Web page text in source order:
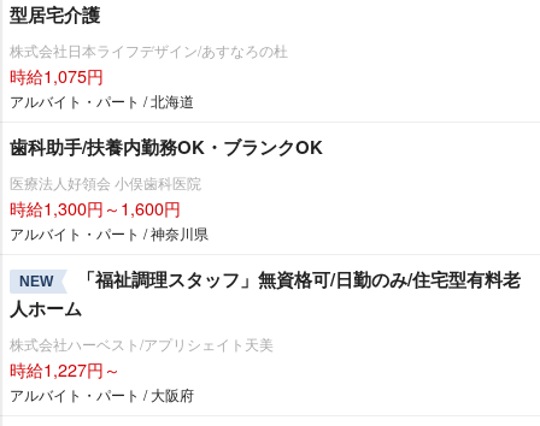
型居宅介護
株式会社日本ライフデザイン/あすなろの杜
時給1,075円
アルバイト・パート / 北海道
歯科助手/扶養内勤務OK・ブランクOK
医療法人好領会 小俣歯科医院
時給1,300円～1,600円
アルバイト・パート / 神奈川県
NEW
「福祉調理スタッフ」無資格可/日勤のみ/住宅型有料老
人ホーム
株式会社ハーベスト/アプリシェイト天美
時給1,227円～
アルバイト・パート / 大阪府